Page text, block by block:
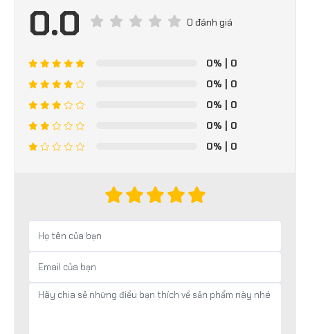
0.0 0 đánh giá
0% | 0
0% | 0
0% | 0
0% | 0
0% | 0